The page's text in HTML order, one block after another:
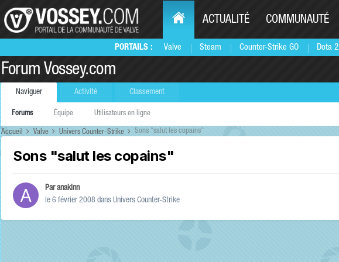
PORTAILS : Valve Steam Counter-Strike GO Dota 2
ACTUALITÉ COMMUNAUTÉ
Forum Vossey.com
Naviguer
Forums Équipe Utilisateurs en ligne
Activité Classement
Accueil Valve Univers Counter-Strike Sons "salut les copains"
Sons "salut les copains"
Paranakinn
le 6 février 2008 dans Univers Counter-Strike